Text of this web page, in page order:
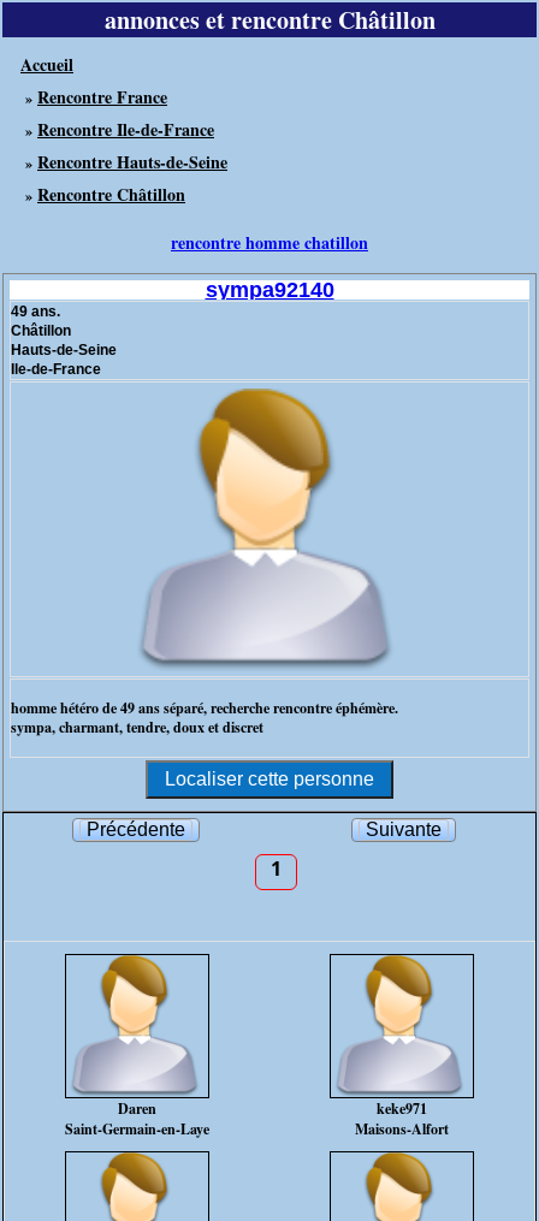
annonces et rencontre Châtillon
Accueil
» Rencontre France
» Rencontre Ile-de-France
» Rencontre Hauts-de-Seine
» Rencontre Châtillon
rencontre homme chatillon
sympa92140
49 ans.
Châtillon
Hauts-de-Seine
Ile-de-France
homme hétéro de 49 ans séparé, recherche rencontre éphémère.
sympa, charmant, tendre, doux et discret
Précédente Suivante
1
Daren
Saint-Germain-en-Laye
keke971
Maisons-Alfort